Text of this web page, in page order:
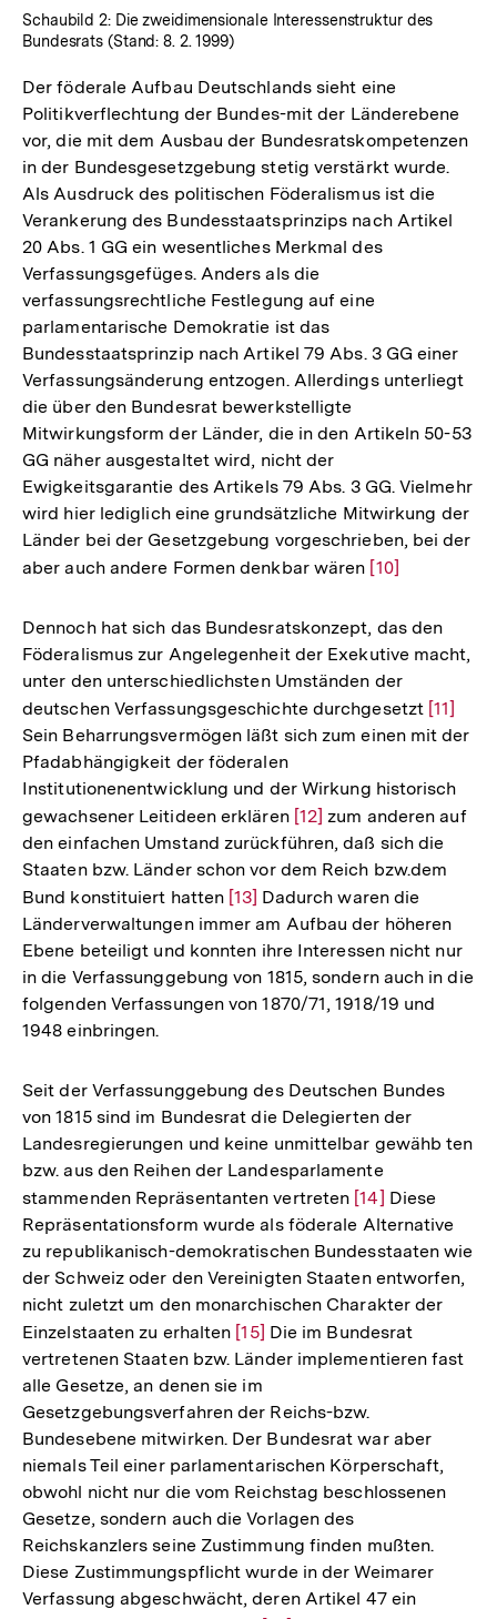
Schaubild 2: Die zweidimensionale Interessenstruktur des
Bundesrats (Stand: 8. 2. 1999)
Der föderale Aufbau Deutschlands sieht eine
Politikverflechtung der Bundes-mit der Länderebene
vor, die mit dem Ausbau der Bundesratskompetenzen
in der Bundesgesetzgebung stetig verstärkt wurde.
Als Ausdruck des politischen Föderalismus ist die
Verankerung des Bundesstaatsprinzips nach Artikel
20 Abs. 1 GG ein wesentliches Merkmal des
Verfassungsgefüges. Anders als die
verfassungsrechtliche Festlegung auf eine
parlamentarische Demokratie ist das
Bundesstaatsprinzip nach Artikel 79 Abs. 3 GG einer
Verfassungsänderung entzogen. Allerdings unterliegt
die über den Bundesrat bewerkstelligte
Mitwirkungsform der Länder, die in den Artikeln 50-53
GG näher ausgestaltet wird, nicht der
Ewigkeitsgarantie des Artikels 79 Abs. 3 GG. Vielmehr
wird hier lediglich eine grundsätzliche Mitwirkung der
Länder bei der Gesetzgebung vorgeschrieben, bei der
aber auch andere Formen denkbar wären Zur
der
Fußnote
[10]
Dennoch hat sich das Bundesratskonzept, das den
Föderalismus zur Angelegenheit der Exekutive macht,
unter den unterschiedlichsten Umständen der
deutschen Verfassungsgeschichte durchgesetzt Zur
Fußnote
[11]
Sein Beharrungsvermögen läßt sich zum einen mit der
Pfadabhängigkeit der föderalen
Institutionenentwicklung und der Wirkung historisch
gewachsener Leitideen erklären Zur
Auflösung
der
Fußnote
[12] zum anderen auf
den einfachen Umstand zurückführen, daß sich die
Staaten bzw. Länder schon vor dem Reich bzw.dem
Bund konstituiert hatten Zur
Auflösung
der
Fußnote
[13] Dadurch waren die
Länderverwaltungen immer am Aufbau der höheren
Ebene beteiligt und konnten ihre Interessen nicht nur
in die Verfassunggebung von 1815, sondern auch in die
folgenden Verfassungen von 1870/71, 1918/19 und
1948 einbringen.
Seit der Verfassunggebung des Deutschen Bundes
von 1815 sind im Bundesrat die Delegierten der
Landesregierungen und keine unmittelbar gewähb ten
bzw. aus den Reihen der Landesparlamente
stammenden Repräsentanten vertreten Zur
Auflösung
der
Fußnote
[14] Diese
Repräsentationsform wurde als föderale Alternative
zu republikanisch-demokratischen Bundesstaaten wie
der Schweiz oder den Vereinigten Staaten entworfen,
nicht zuletzt um den monarchischen Charakter der
Einzelstaaten zu erhalten Zur
Auflösung
der
Fußnote
[15] Die im Bundesrat
vertretenen Staaten bzw. Länder implementieren fast
alle Gesetze, an denen sie im
Gesetzgebungsverfahren der Reichs-bzw.
Bundesebene mitwirken. Der Bundesrat war aber
niemals Teil einer parlamentarischen Körperschaft,
obwohl nicht nur die vom Reichstag beschlossenen
Gesetze, sondern auch die Vorlagen des
Reichskanzlers seine Zustimmung finden mußten.
Diese Zustimmungspflicht wurde in der Weimarer
Verfassung abgeschwächt, deren Artikel 47 ein